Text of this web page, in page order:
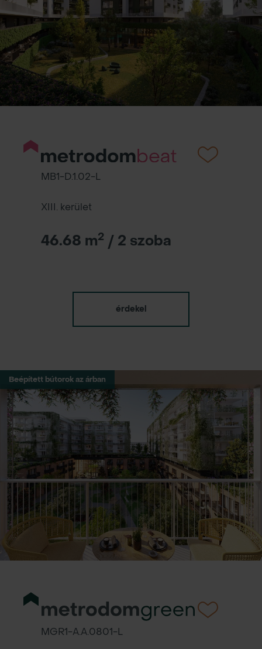
MB1-D.1.02-L
XIII. kerület
46.68 m2 / 2 szoba
érdekel
Beépített bútorok az árban
MGR1-A.A.0801-L